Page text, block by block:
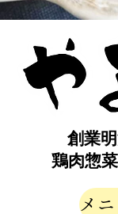
創業
鶏肉惣